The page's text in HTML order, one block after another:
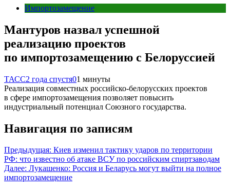
Импортозамещение
Мантуров назвал успешной
реализацию проектов
по импортозамещению с Белоруссией
ТАСС2 года спустя01 минуты
Реализация совместных российско-белорусских проектов
в сфере импортозамещения позволяет повысить
индустриальный потенциал Союзного государства.
Навигация по записям
Предыдущая: Киев изменил тактику ударов по территории
РФ: что известно об атаке ВСУ по российским спиртзаводам
Далее: Лукашенко: Россия и Беларусь могут выйти на полное
импортозамещение